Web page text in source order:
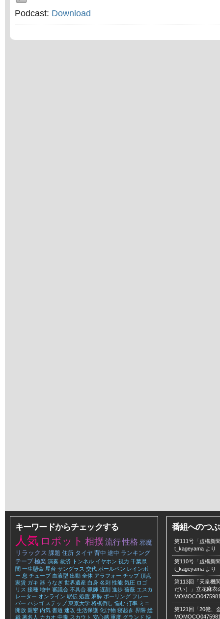
Podcast: Download
キーワードからチェックする
人気 ロボット 相撲 流行性格 邪魔
リラックス 課題 住所 タイヤ 背中 途中 ランキング
テープ 極楽 演奏 救済 トンネル イヤホン 視力 千葉県
闇 一生懸命 屋台 サングラス 交代 ボールペン レインボ
ー 息 チューブ 血液型 出動 全体 アラフォー チップ 頂点
家賃 ガキ 器 うなぎ 世界遺産 白身 名刺 性能 気圧 ロゴ
リス 接種 地中 審議会 不具合 猟師 遅刻 進歩 薔薇 エスカ
レーター オンライン 駅伝 処置 麻酔 ボーリング フレー
バー ハシゴ ステップ 東京大学 将棋倒し 悩む 打率 ミニ
開放 親密 内気 書道 速攻 生活保護 化け物 寝起き 界隈 総
裁 著名人 カカオ 中毒 スカウト 安心感 重度 グランド 快
番組へのつ
第111号「虚構新
t_kageyama より
第110号「虚構新
t_kageyama より
第113回「天皇機
だい）」立花麻衣
第121回「20億、